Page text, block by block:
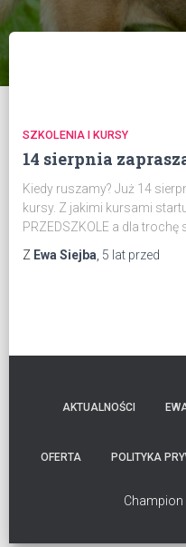
SZKOLENIA I KURSY
14 sierpnia
Kiedy ruszamy? Już 14
kursy. Z jakimi kursami
PRZEDSZKOLE a dla
Z Ewa Siejba 5 lat przed
AKTUALNOŚCI
OFERTA POLITYKA
Champion |